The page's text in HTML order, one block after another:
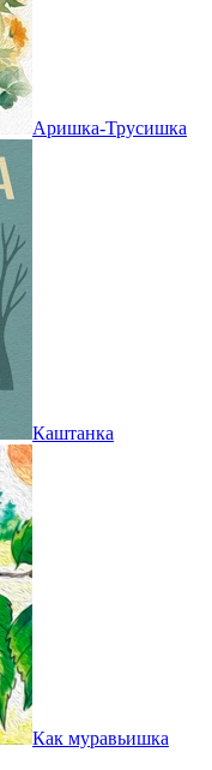
Аришка-Трусишка
Каштанка
Как муравьишка